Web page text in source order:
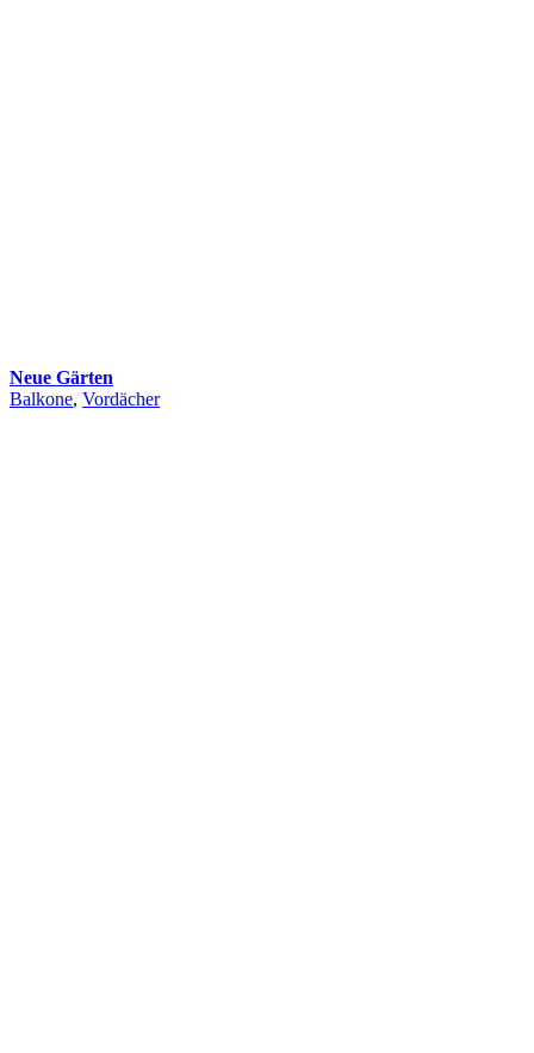
Neue Gärten
Balkone, Vordächer